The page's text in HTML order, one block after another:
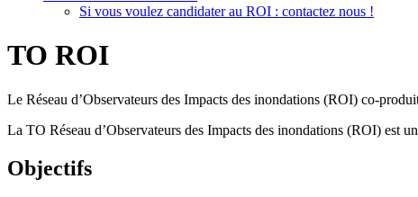
Si vous voulez candidater au ROI : contactez nous !
TO ROI
Le Réseau d’Observateurs des Impacts des inondations (ROI) co-
La TO Réseau d’Observateurs des Impacts des inondations (ROI) est
Objectifs